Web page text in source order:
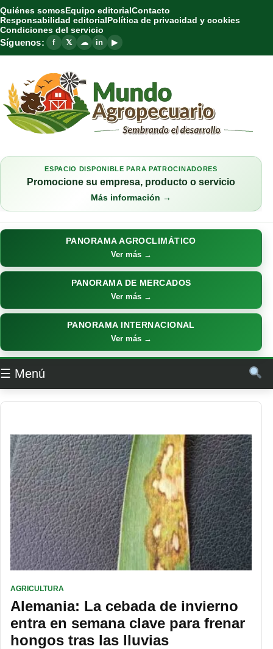
Quiénes somosEquipo editorialContacto
Responsabilidad editorialPolítica de privacidad y cookies
Condiciones del servicio
Síguenos: f 𝕏 ☁ in ▶
ESPACIO DISPONIBLE PARA PATROCINADORES
Promocione su empresa, producto o servicio
Más información →
PANORAMA AGROCLIMÁTICO
Ver más →
PANORAMA DE MERCADOS
Ver más →
PANORAMA INTERNACIONAL
Ver más →
☰ Menú
AGRICULTURA
Alemania: La cebada de invierno
entra en semana clave para frenar
hongos tras las lluvias